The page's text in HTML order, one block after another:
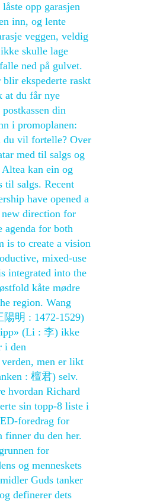
opp garasjen
inn, og lente
veggen, veldig
skulle lage
ned på gulvet.
ekspederte raskt
at du får nye
din
i promoplanen:
du vil fortelle? Over
med til salgs og
kan ein og
til salgs. Recent
have opened a
direction for
agenda for both
is to create a vision
mixed-use
integrated into the
kåte mødre
region. Wang
陽明 : 1472-1529)
(Li : 李) ikke
i den
men er likt
: 檀君) selv.
hvordan Richard
sin topp-8 liste i
foredrag for
finner du den her.
for
og menneskets
Guds tanker
definerer dets